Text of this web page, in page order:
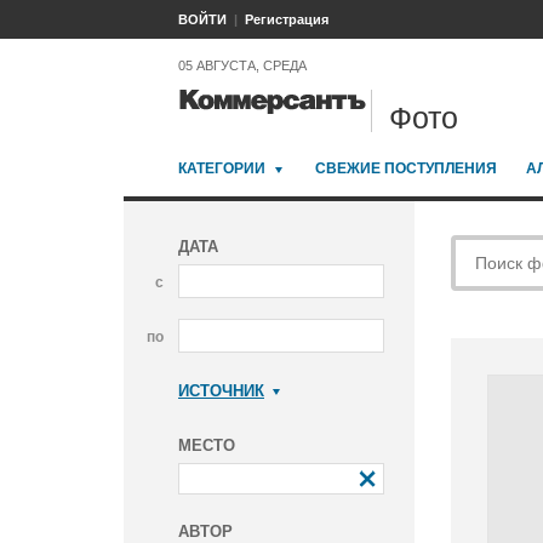
ВОЙТИ Регистрация
05 АВГУСТА, СРЕДА
Фото
КАТЕГОРИИ СВЕЖИЕ ПОСТУПЛЕНИЯ
ДАТА
с
по
ИСТОЧНИК
МЕСТО
АВТОР